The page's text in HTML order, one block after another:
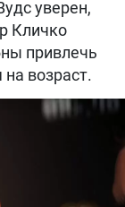
уверен,
Кличко
привлечь
возраст.